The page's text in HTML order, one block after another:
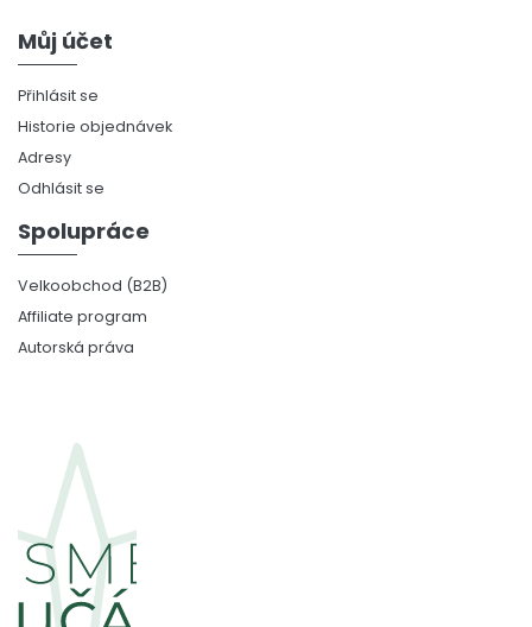
Můj účet
Přihlásit se
Historie objednávek
Adresy
Odhlásit se
Spolupráce
Velkoobchod (B2B)
Affiliate program
Autorská práva